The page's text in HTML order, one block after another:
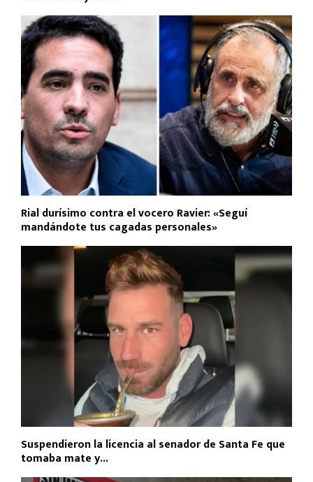
Rial durísimo contra el vocero Ravier: «Seguí
mandándote tus cagadas personales»
Suspendieron la licencia al senador de Santa Fe que
tomaba mate y...